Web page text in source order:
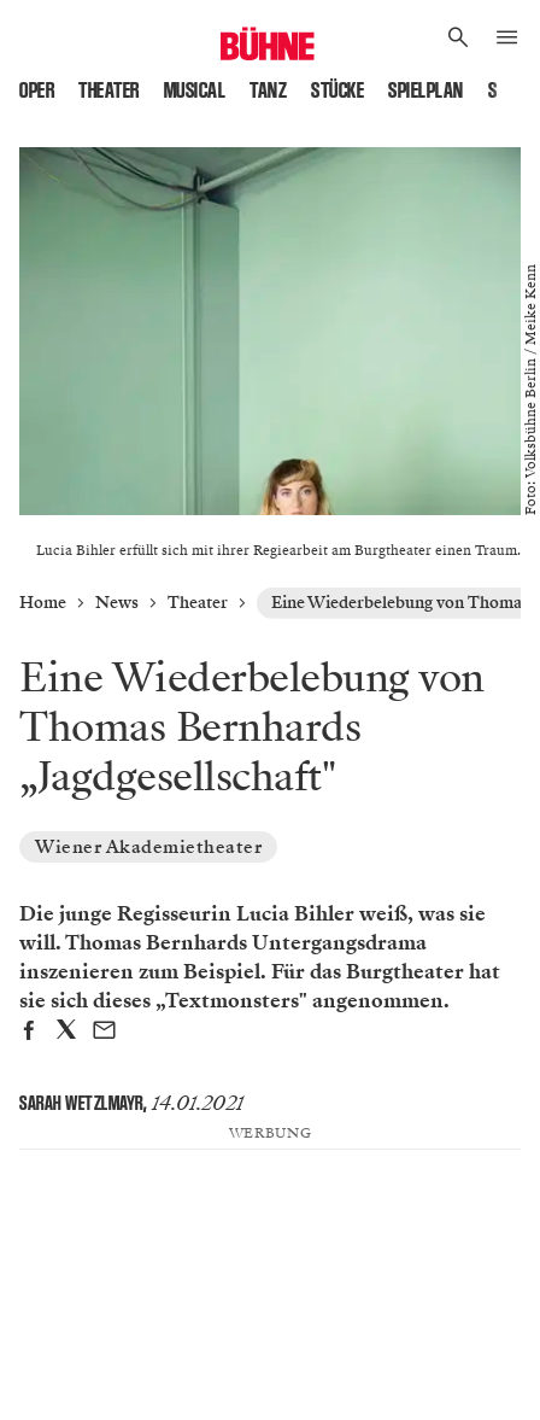
OPER THEATER MUSICAL TANZ STÜCKE SPIELPLAN
Lucia Bihler erfüllt sich mit ihrer Regiearbeit am Burgtheater einen Traum.
Foto: Volksbühne Berlin / Meike Kenn
Home News Theater Eine Wiederbelebung von Thomas
Eine Wiederbelebung von
Thomas Bernhards
„Jagdgesellschaft"
Wiener Akademietheater
Die junge Regisseurin Lucia Bihler weiß, was sie
will. Thomas Bernhards Untergangsdrama
inszenieren zum Beispiel. Für das Burgtheater hat
sie sich dieses „Textmonsters" angenommen.
SARAH WETZLMAYR, 14.01.2021
WERBUNG